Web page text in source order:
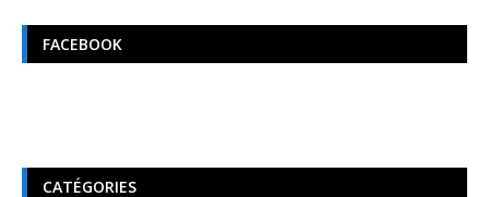
FACEBOOK
CATÉGORIES